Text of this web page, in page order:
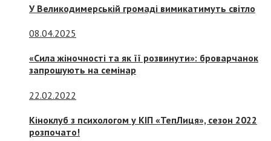
У Великодимерській громаді вимикатимуть світло
08.04.2025
«Сила жіночності та як її розвинути»: броварчанок
запрошують на семінар
22.02.2022
Кіноклуб з психологом у КІП «ТепЛиця», сезон 2022
розпочато!